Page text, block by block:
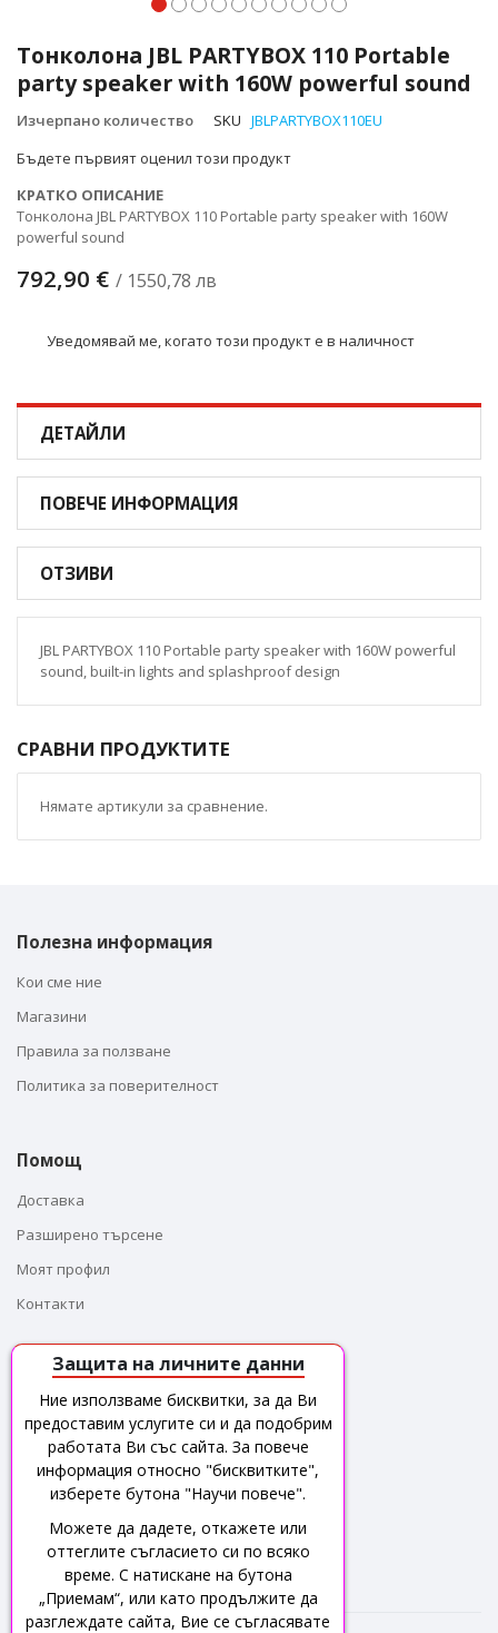
Тонколона JBL PARTYBOX 110 Portable
party speaker with 160W powerful sound
Изчерпано количество SKU JBLPARTYBOX110EU
Бъдете първият оценил този продукт
КРАТКО ОПИСАНИЕ
Тонколона JBL PARTYBOX 110 Portable party speaker with 160W
powerful sound
792,90 € / 1550,78 лв
Уведомявай ме, когато този продукт е в наличност
към
началото
на
галерия
снимки
ДЕТАЙЛИ
ПОВЕЧЕ ИНФОРМАЦИЯ
ОТЗИВИ
JBL PARTYBOX 110 Portable party speaker with 160W powerful
sound, built-in lights and splashproof design
СРАВНИ ПРОДУКТИТЕ
Нямате артикули за сравнение.
Полезна информация
Кои сме ние
Магазини
Правила за ползване
Политика за поверителност
Помощ
Доставка
Разширено търсене
Моят профил
Контакти
За контакти
Адрес : гр. Бургас,
ж.к Братя Миладинови, бл.117
(Народен Юмрук), вх.1, партер
Имейл: sales@leadertechnologies.bg
Телефон : +35956 821 300
Защита на личните данни
Ние използваме бисквитки, за да Ви
предоставим услугите си и да подобрим
работата Ви със сайта. За повече
информация относно "бисквитките",
изберете бутона "Научи повече".
Можете да дадете, откажете или
оттеглите съгласието си по всяко
време. С натискане на бутона
„Приемам“, или като продължите да
разглеждате сайта, Вие се съгласявате